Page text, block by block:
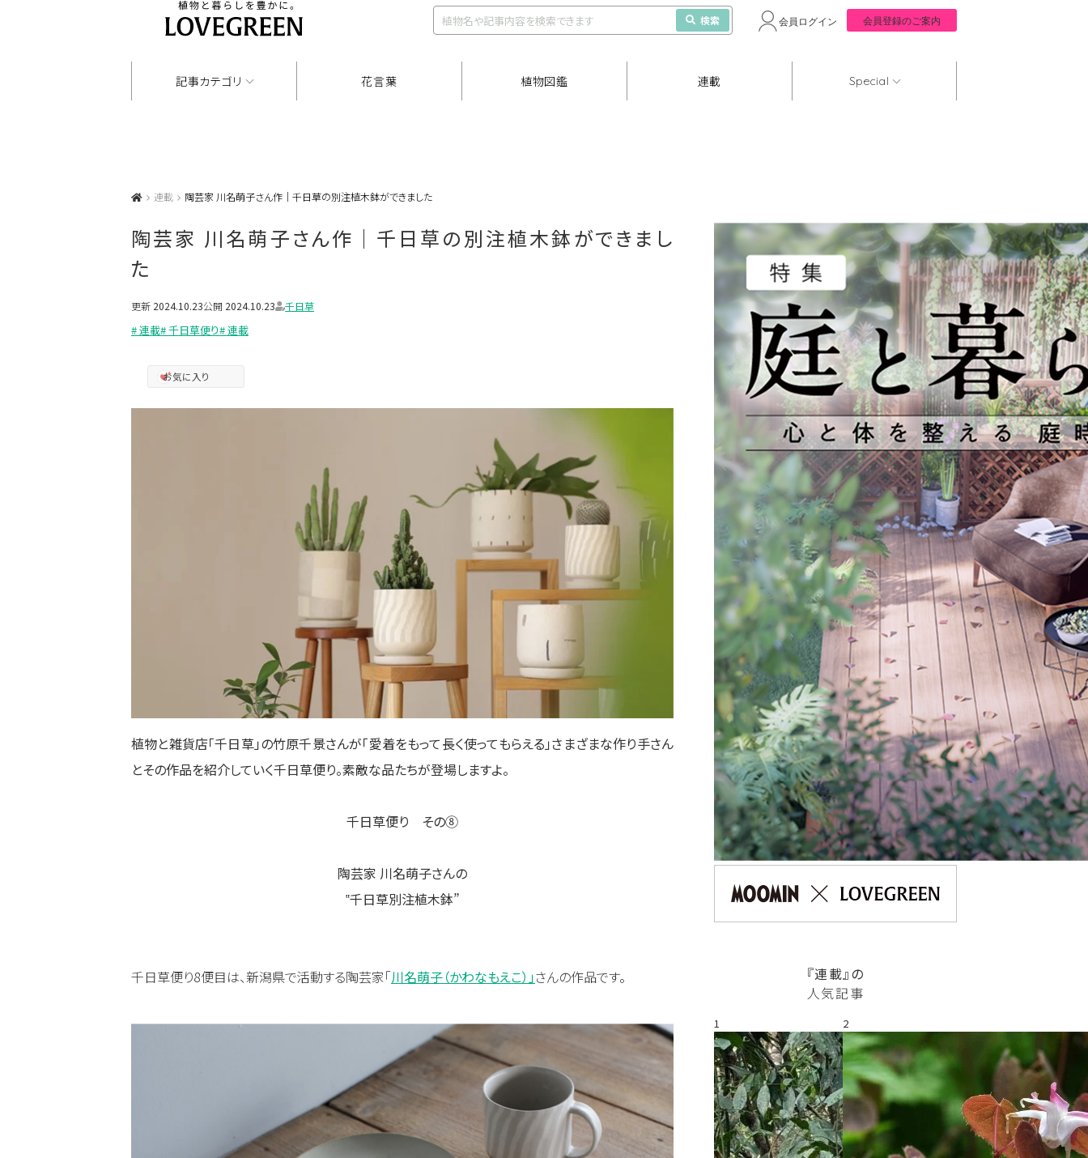
検索 会員ログイン 会員登録のご案内
記事カテゴリ 花言葉 植物図鑑 連載 Special
連載 陶芸家 川名萌子さん作｜千日草の別注植木鉢ができました
陶芸家 川名萌子さん作｜千日草の別注植木鉢ができまし
た
更新 2024.10.23公開 2024.10.23 千日草
# 連載# 千日草便り# 連載
お気に入り
植物と雑貨店「千日草」の竹原千景さんが「愛着をもって長く使ってもらえる」さまざまな作り手さん
とその作品を紹介していく千日草便り。素敵な品たちが登場しますよ。
千日草便り その⑧
陶芸家 川名萌子さんの
‟千日草別注植木鉢”
千日草便り8便目は、新潟県で活動する陶芸家「川名萌子（かわなもえこ）」さんの作品です。
『連載』の
人気記事
1 2